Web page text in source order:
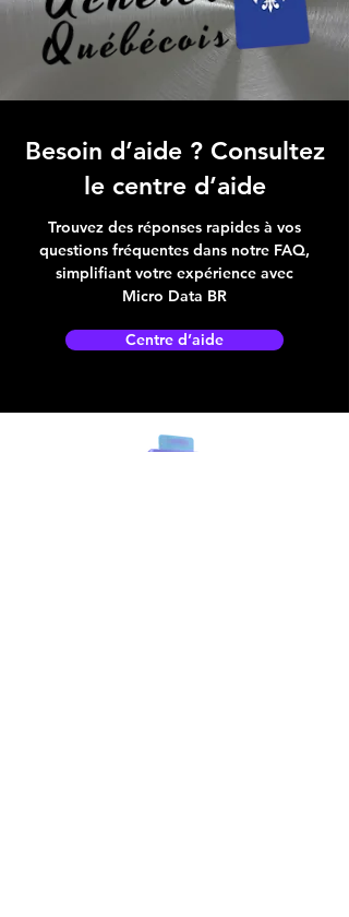
Besoin d’aide ? Consultez
le centre d’aide
Trouvez des réponses rapides à vos
questions fréquentes dans notre FAQ,
simplifiant votre expérience avec
Micro Data BR
Centre d’aide